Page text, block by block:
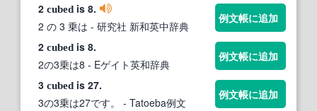
2 cubed is 8.
2 の 3 乗は - 研究社 新和英中辞典
例文帳に追加
2 cubed is 8.
2の3乗は8 - Eゲイト英和辞典
例文帳に追加
3 cubed is 27.
3の3乗は27です。
- Tatoeba例文
例文帳に追加